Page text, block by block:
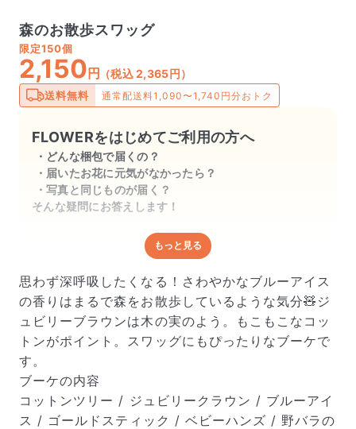
森のお散歩スワッグ
限定150個
2,150 円 （税込 2,365円）
送料無料 通常配送料1,090〜1,740円分おトク
FLOWERをはじめてご利用の方へ
どんな梱包で届くの？
届いたお花に元気がなかったら？
写真と同じものが届く？
そんな疑問にお答えします！
どんな梱包で届くの？
出荷前に水揚げ（花が水を吸いやすくなる処理）を施
し、専用ボックスに丁寧に梱包してお届けしています。
きゅっとまとめられて一見窮屈そうに見えますが、輸送
中の衝撃による折れや擦れを軽減する効果があります。
もっと見る
思わず深呼吸したくなる！さわやかなブルーアイス
の香りはまるで森をお散歩しているような気分🧸ジ
ュビリーブラウンは木の実のよう。もこもこなコッ
トンがポイント。スワッグにもぴったりなブーケで
す。
ブーケの内容
コットンツリー / ジュビリークラウン / ブルーアイ
ス / ゴールドスティック / ベビーハンズ / 野バラの